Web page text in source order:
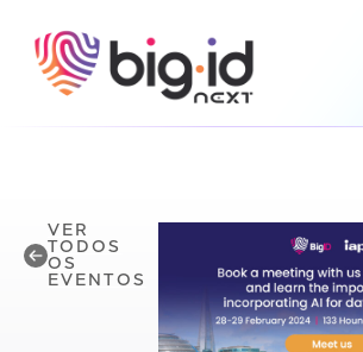
VER
TODOS
OS
EVENTOS